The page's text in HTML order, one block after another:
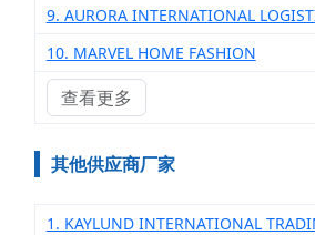
9. AURORA INTERNATIONAL
10. MARVEL HOME FASHION
查看更多
其他供应商厂家
1. KAYLUND INTERNATIONAL